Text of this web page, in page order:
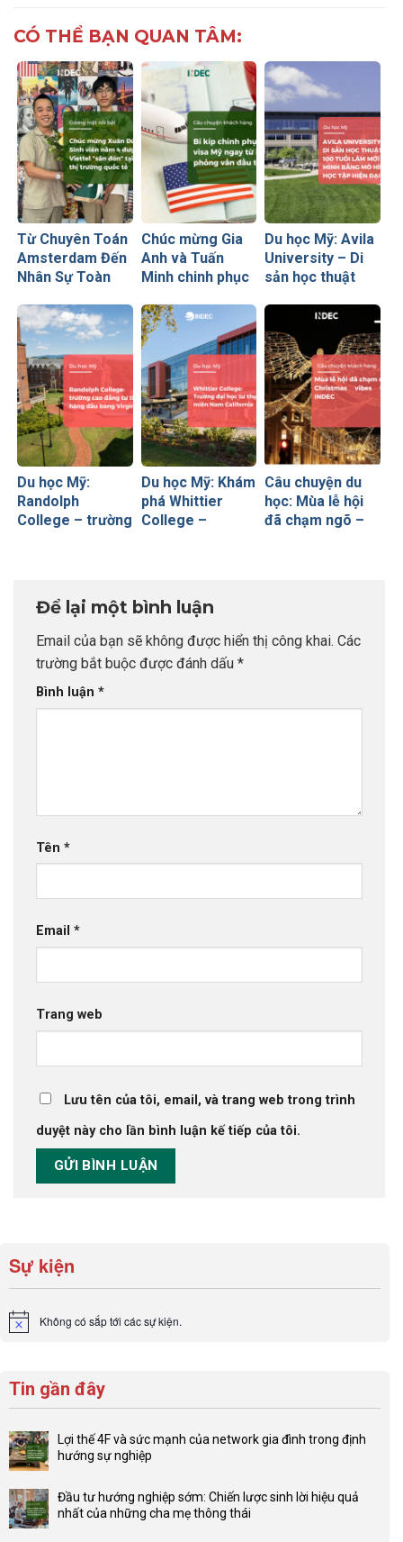
CÓ THỂ BẠN QUAN TÂM:
Từ Chuyên Toán
Amsterdam Đến
Nhân Sự Toàn
Peru: Khi Đích
Đến Rõ Ràng
Tạo Nên Thành
Công Vượt Bậc
Chúc mừng Gia
Anh và Tuấn
Minh chinh phục
ngay từ lần
phỏng vấn đầu
tiên
Du học Mỹ: Avila
University – Di
sản học thuật
mình bằng mô
hình học tập hiện
đại
Du học Mỹ:
Randolph
College – trường
Du học Mỹ: Khám
phá Whittier
College –
Câu chuyện du
học: Mùa lễ hội
đã chạm ngõ –
Để lại một bình luận
Email của bạn sẽ không được hiển thị công khai. Các
trường bắt buộc được đánh dấu *
Bình luận *
Tên *
Email *
Trang web
Lưu tên của tôi, email, và trang web trong trình
duyệt này cho lần bình luận kế tiếp của tôi.
Sự kiện
Notice Không có sắp tới các sự kiện.
Tin gần đây
Lợi thế 4F và sức mạnh của network gia đình trong định
hướng sự nghiệp
bình
luận
Đầu tư hướng nghiệp sớm: Chiến lược sinh lời hiệu quả
nhất của những cha mẹ thông thái